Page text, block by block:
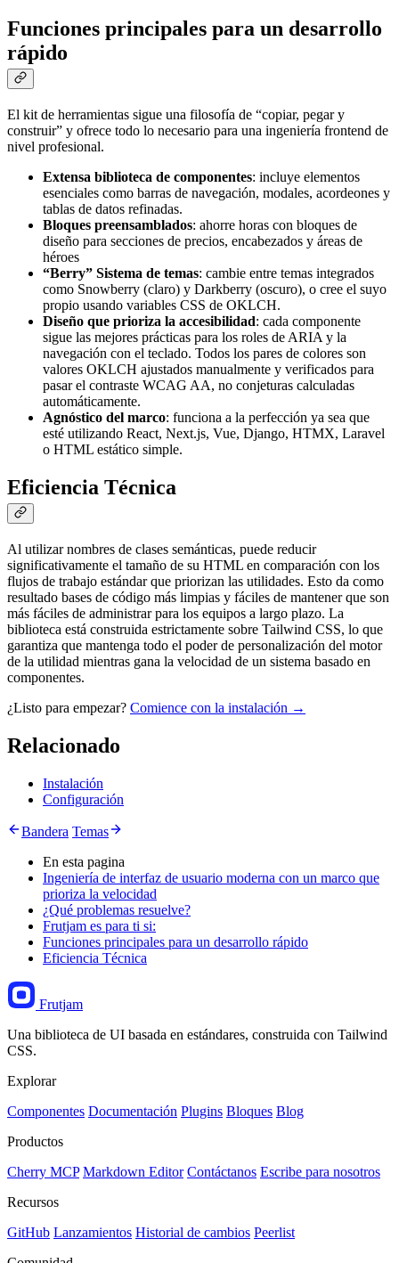
Funciones principales para un desarrollo
rápido
El kit de herramientas sigue una filosofía de
copiar, pegar y
construir
y ofrece todo lo necesario para una ingeniería frontend de
nivel profesional.
Extensa biblioteca de componentes: incluye elementos
esenciales como barras de navegación, modales, acordeones y
tablas de datos refinadas.
Bloques preensamblados: ahorre horas con bloques de
diseño para secciones de precios, encabezados y áreas de
héroes
Berry
Sistema de temas: cambie entre temas integrados
como Snowberry (claro) y Darkberry (oscuro), o cree el suyo
propio usando variables CSS de OKLCH.
Diseño que prioriza la accesibilidad: cada componente
sigue las mejores prácticas para los roles de ARIA y la
navegación con el teclado. Todos los pares de colores son
valores OKLCH ajustados manualmente y verificados para
pasar el contraste WCAG AA, no conjeturas calculadas
automáticamente.
Agnóstico del marco: funciona a la perfección ya sea que
esté utilizando React, Next.js, Vue, Django, HTMX, Laravel
o HTML estático simple.
Eficiencia Técnica
Al utilizar nombres de clases semánticas, puede reducir
significativamente el tamaño de su HTML en comparación con los
flujos de trabajo estándar que priorizan las utilidades. Esto da como
resultado bases de código más limpias y fáciles de mantener que son
más fáciles de administrar para los equipos a largo plazo. La
biblioteca está construida estrictamente sobre Tailwind CSS, lo que
garantiza que mantenga todo el poder de personalización del motor
de la utilidad mientras gana la velocidad de un sistema basado en
componentes.
¿Listo para empezar? Comience con la instalación →
Relacionado
Instalación
Configuración
Bandera Temas
En esta pagina
Ingeniería de interfaz de usuario moderna con un marco que
prioriza la velocidad
¿Qué problemas resuelve?
Frutjam es para ti si:
Funciones principales para un desarrollo rápido
Eficiencia Técnica
Frutjam
Una biblioteca de UI basada en estándares, construida con Tailwind
CSS.
Explorar
Componentes Documentación Plugins Bloques Blog
Productos
Cherry MCP Markdown Editor Contáctanos Escribe para nosotros
Recursos
GitHub Lanzamientos Historial de cambios Peerlist